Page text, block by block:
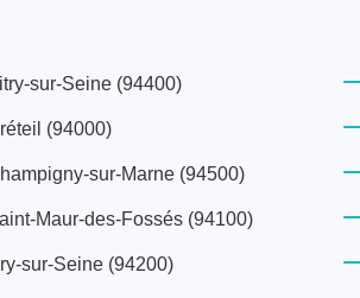
sur-Seine (94400)
(94000)
sur-Marne (94500)
Maur-des-Fossés (94100)
sur-Seine (94200)